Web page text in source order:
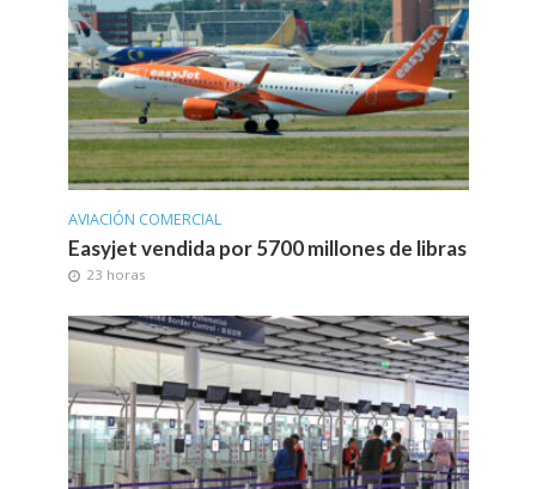
AVIACIÓN COMERCIAL
Easyjet vendida por 5700 millones de libras
23 horas